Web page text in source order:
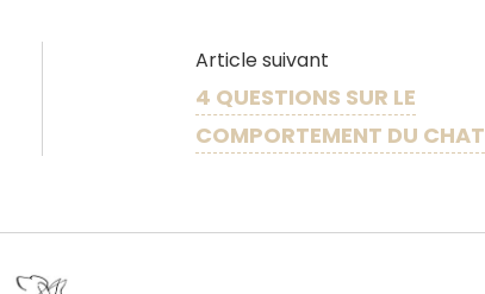
Article suivant
4 QUESTIONS SUR LE
COMPORTEMENT DU CHAT